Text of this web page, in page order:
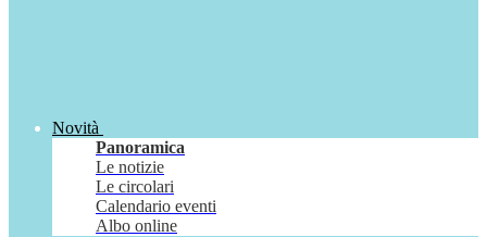
Novità
Panoramica
Le notizie
Le circolari
Calendario eventi
Albo online